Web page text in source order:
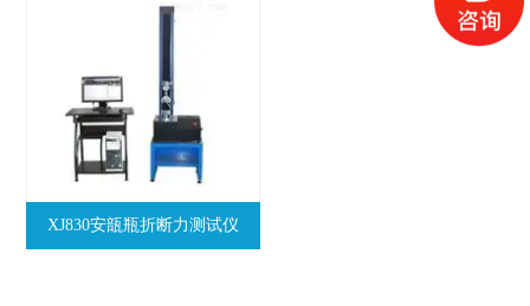
XJ830安瓿瓶折断力测试仪